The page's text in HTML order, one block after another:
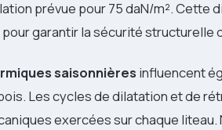
prévue pour 75 daN/m². Cette
garantir la sécurité structurelle
saisonnières influencent
Les cycles de dilatation et de
exercées sur chaque liteau.